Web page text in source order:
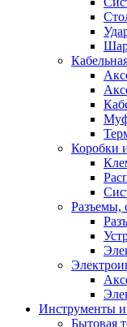
Коробки
Разъемы,
Инструменты и
Бытовая